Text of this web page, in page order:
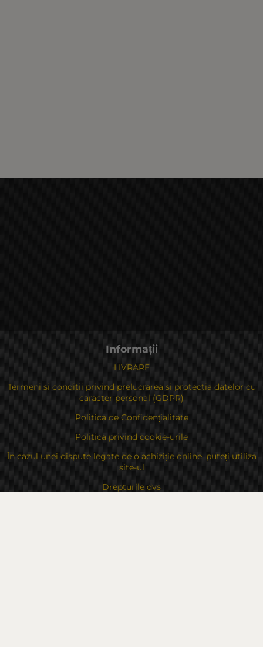
Informații
LIVRARE
Termeni si conditii privind prelucrarea si protectia datelor cu
caracter personal (GDPR)
Politica de Confidențialitate
Politica privind cookie-urile
În cazul unei dispute legate de o achiziție online, puteți utiliza
site-ul
Drepturile dvs